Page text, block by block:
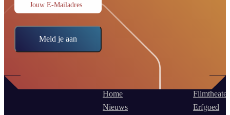
Jouw E-Mailadres
Meld je aan
Home
Nieuws
Filmtheater
Erfgoed